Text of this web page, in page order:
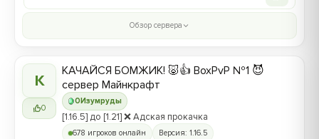
Обзор сервера
К
0
0 Изумруды
КАЧАЙСЯ БОМЖИК! 🐷👍 BoxPvP №1 😈
сервер Майнкрафт
[1.16.5] до [1.21] ❌ Адская прокачка
678 игроков онлайн Версия: 1.16.5